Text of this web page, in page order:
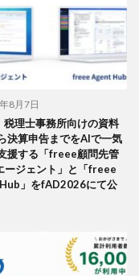
8月7日
理士事務所向けの資料
決算申告までをAIで一気
援する「freee顧問先管
ージェント」と「freee
」をfAD2026にて公